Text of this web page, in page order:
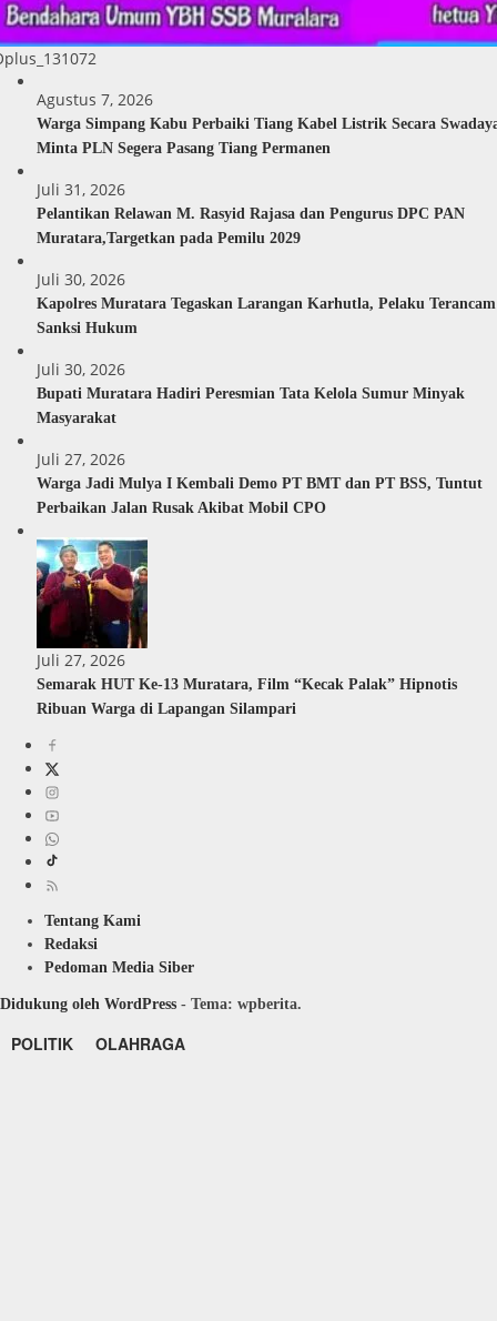
Agustus 7, 2026
Warga Simpang Kabu Perbaiki Tiang Kabel Listrik Secara
Minta PLN Segera Pasang Tiang Permanen
Juli 31, 2026
Pelantikan Relawan M. Rasyid Rajasa dan Pengurus DPC PAN
Muratara,Targetkan pada Pemilu 2029
Juli 30, 2026
Kapolres Muratara Tegaskan Larangan Karhutla, Pelaku Terancam
Sanksi Hukum
Juli 30, 2026
Bupati Muratara Hadiri Peresmian Tata Kelola Sumur Minyak
Masyarakat
Juli 27, 2026
Warga Jadi Mulya I Kembali Demo PT BMT dan PT BSS, Tuntut
Perbaikan Jalan Rusak Akibat Mobil CPO
Juli 27, 2026
Semarak HUT Ke-13 Muratara, Film “Kecak Palak” Hipnotis
Ribuan Warga di Lapangan Silampari
Tentang Kami
Redaksi
Pedoman Media Siber
Didukung oleh WordPress - Tema: wpberita.
POLITIK OLAHRAGA